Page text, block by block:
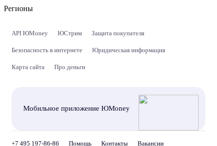
Регионы
API ЮMoney ЮСтрим Защита покупателя
Безопасность в интернете Юридическая информация
Карта сайта Про деньги
Мобильное приложение ЮMoney
+7 495 197-86-86 Помощь Контакты Вакансии